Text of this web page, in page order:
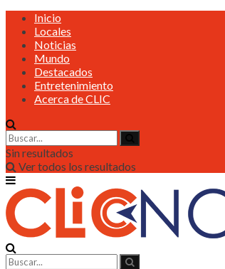
Inicio
Locales
Noticias
Mundo
Destacados
Entretenimiento
Acerca de CLIC
Sin resultados
Ver todos los resultados